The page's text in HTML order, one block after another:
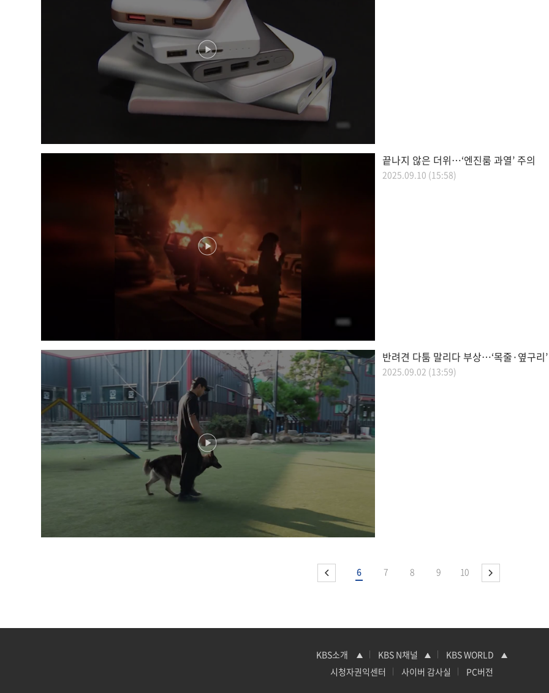
끝나지 않은 더위…‘엔진룸 과열’ 주의
2025.09.10 (15:58)
반려견 다툼 말리다 부상…‘목줄·옆구리
2025.09.02 (13:59)
6 7 8 9 10
시청자권익센터 사이버 감사실 PC버전